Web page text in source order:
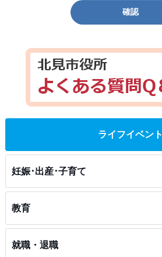
確認
ライフイベント
妊娠･出産･子育て
教育
就職・退職